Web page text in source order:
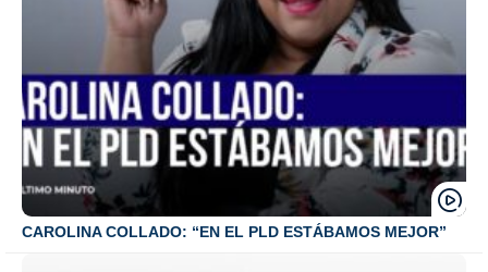
CAROLINA COLLADO: “EN EL PLD ESTÁBAMOS MEJOR”